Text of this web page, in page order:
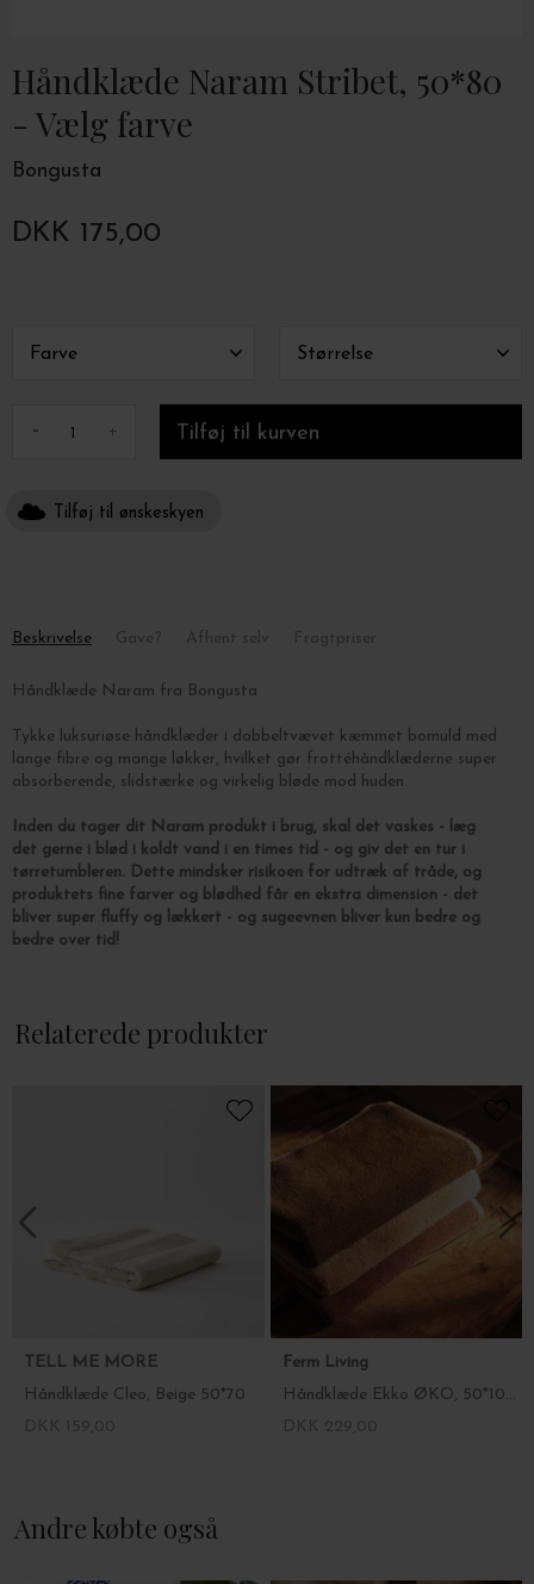
Håndklæde Naram Stribet, 50*80
- Vælg farve
Bongusta
DKK 175,00
- +
Tilføj til ønskeskyen
Beskrivelse
Håndklæde Naram fra Bongusta
Tykke luksuriøse håndklæder i dobbeltvævet kæmmet bomuld med
lange fibre og mange løkker, hvilket gør frottéhåndklæderne super
absorberende, slidstærke og virkelig bløde mod huden.
Inden du tager dit Naram produkt i brug, skal det vaskes - læg
det gerne i blød i koldt vand i en times tid - og giv det en tur i
tørretumbleren. Dette mindsker risikoen for udtræk af tråde, og
produktets fine farver og blødhed får en ekstra dimension - det
bliver super fluffy og lækkert - og sugeevnen bliver kun bedre og
bedre over tid!
De enkelte loops er hæftet på bagsiden, så afklipning får ikke
vævningen til at 'løbe'.
Relaterede produkter
TELL ME MORE
Håndklæde Cleo, Beige 50*70
Ferm Living
Håndklæde Ekko ØKO, 50*100 - Fl. farver
Andre købte også